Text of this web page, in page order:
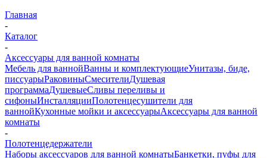
Главная
-
Каталог
-
Аксессуары для ванной комнаты
Мебель для ваннойВанны и комплектующиеУнитазы, биде,
писсуарыРаковиныСмесителиДушевая
программаДушевыеСливы переливы и
сифоныИнсталляцииПолотенцесушители для
ваннойКухонные мойки и аксессуарыАксессуары для ванной
комнаты
-
Полотенцедержатели
Наборы аксессуаров для ванной комнатыБанкетки, пуфы для